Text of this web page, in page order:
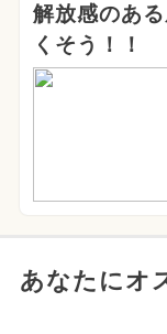
解放感のあ
くそう！！
あなたにオ